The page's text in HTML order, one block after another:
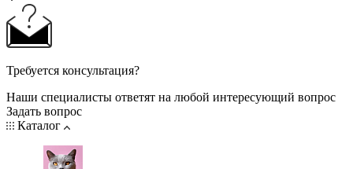
Требуется консультация?
Наши специалисты ответят на любой интересующий вопрос
Задать вопрос
Каталог